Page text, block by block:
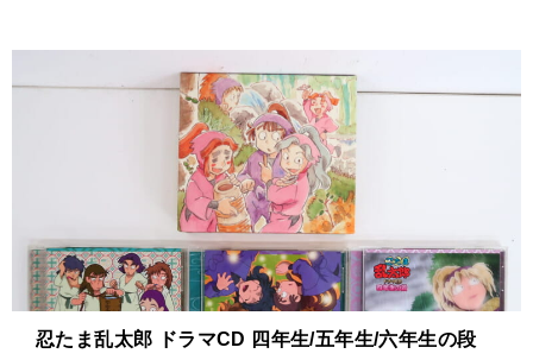
忍たま乱太郎 ドラマCD 四年生/五年生/六年生の段